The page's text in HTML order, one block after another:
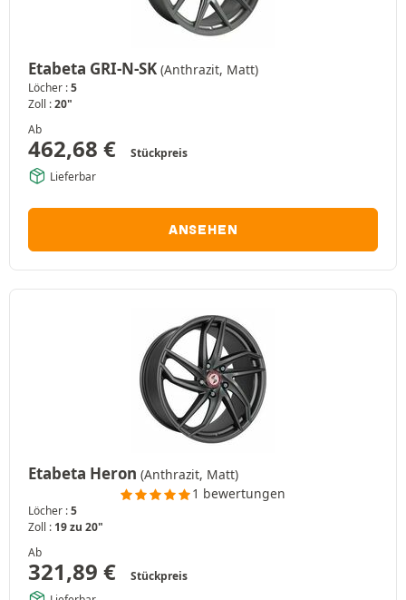
Etabeta GRI-N-SK (Anthrazit, Matt)
Löcher :5
Zoll :20"
Ab
462,68 €
Stückpreis
Lieferbar
ANSEHEN
Etabeta Heron (Anthrazit, Matt)
1 bewertungen
Löcher :5
Zoll : 19 zu 20"
Ab
321,89 €
Stückpreis